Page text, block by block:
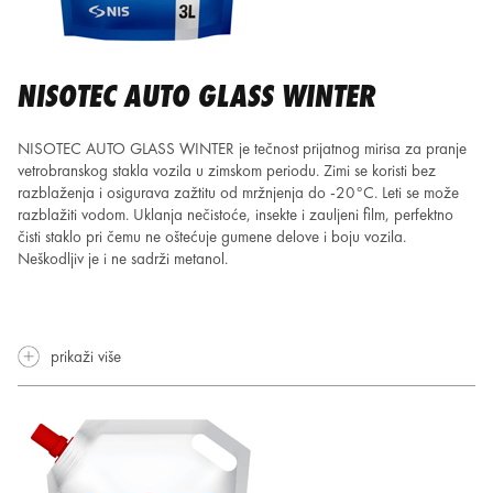
NISOTEC AUTO GLASS WINTER
NISOTEC AUTO GLASS WINTER je tečnost prijatnog mirisa za pranje
vetrobranskog stakla vozila u zimskom periodu. Zimi se koristi bez
razblaženja i osigurava zažtitu od mržnjenja do -20°C. Leti se može
razblažiti vodom. Uklanja nečistoće, insekte i zauljeni film, perfektno
čisti staklo pri čemu ne oštećuje gumene delove i boju vozila.
Neškodljiv je i ne sadrži metanol.
prikaži više